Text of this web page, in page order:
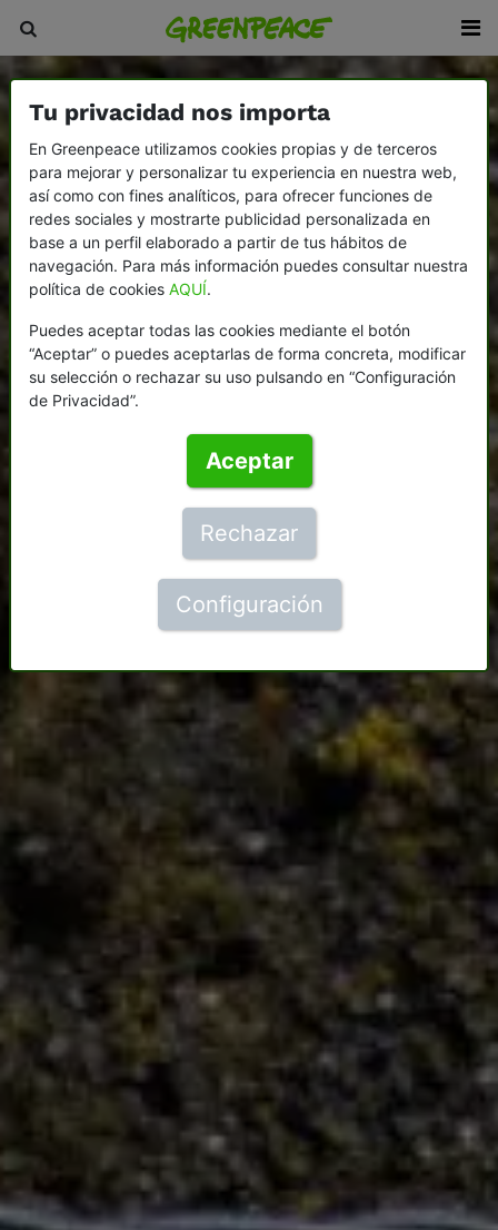
Tu privacidad nos importa
En Greenpeace utilizamos cookies propias y de terceros
para mejorar y personalizar tu experiencia en nuestra web,
así como con fines analíticos, para ofrecer funciones de
redes sociales y mostrarte publicidad personalizada en
base a un perfil elaborado a partir de tus hábitos de
navegación. Para más información puedes consultar nuestra
política de cookies AQUÍ.
Puedes aceptar todas las cookies mediante el botón
“Aceptar” o puedes aceptarlas de forma concreta, modificar
su selección o rechazar su uso pulsando en “Configuración
de Privacidad”.
Aceptar
Rechazar
Configuración